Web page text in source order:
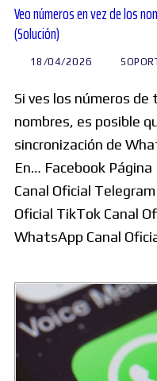
Veo números en vez de los
(Solución)
18/04/2026
Si ves los números
nombres, es posible
sincronización de
En… Facebook
Canal Oficial
Oficial TikTok Canal
WhatsApp Canal